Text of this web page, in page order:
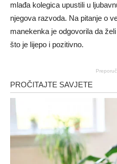
mlađa kolegica upustili u
njegova razvoda. Na pitanje o
manekenka je odgovorila da
što je lijepo i pozitivno.